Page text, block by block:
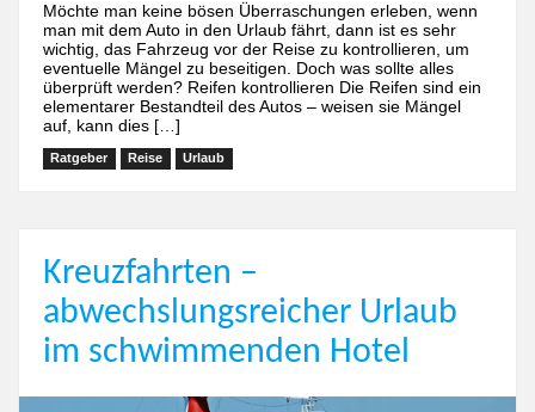
Möchte man keine bösen Überraschungen erleben, wenn
man mit dem Auto in den Urlaub fährt, dann ist es sehr
wichtig, das Fahrzeug vor der Reise zu kontrollieren, um
eventuelle Mängel zu beseitigen. Doch was sollte alles
überprüft werden? Reifen kontrollieren Die Reifen sind ein
elementarer Bestandteil des Autos – weisen sie Mängel
auf, kann dies […]
Ratgeber Reise Urlaub
Kreuzfahrten –
abwechslungsreicher Urlaub
im schwimmenden Hotel